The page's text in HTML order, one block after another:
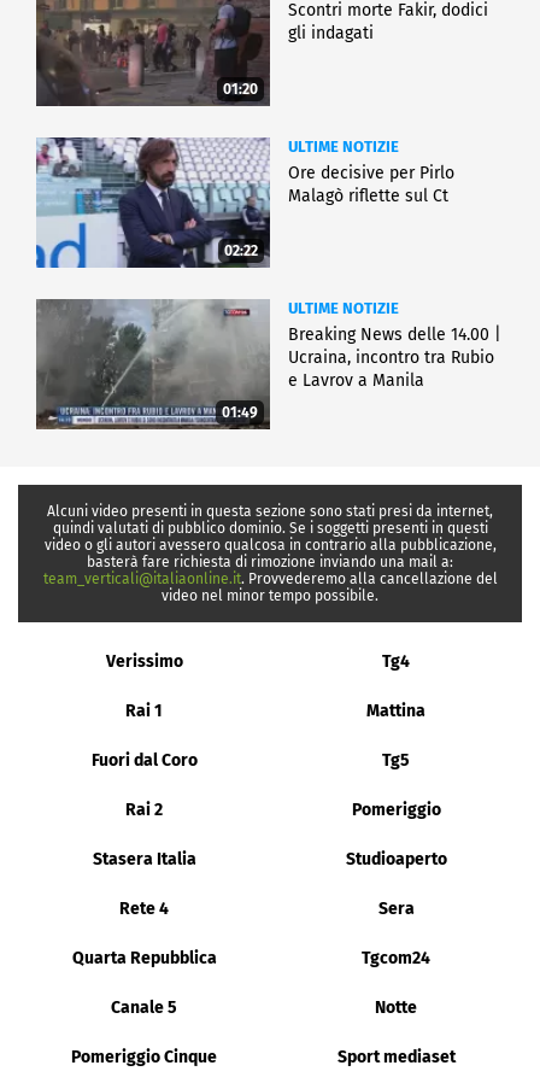
01:20
Scontri morte Fakir, dodici
gli indagati
02:22
ULTIME NOTIZIE
Ore decisive per Pirlo
Malagò riflette sul Ct
01:49
ULTIME NOTIZIE
Breaking News delle 14.00 |
Ucraina, incontro tra Rubio
e Lavrov a Manila
Alcuni video presenti in questa sezione sono stati presi da internet,
quindi valutati di pubblico dominio. Se i soggetti presenti in questi
video o gli autori avessero qualcosa in contrario alla pubblicazione,
basterà fare richiesta di rimozione inviando una mail a:
team_verticali@italiaonline.it. Provvederemo alla cancellazione del
video nel minor tempo possibile.
Verissimo Tg4
Rai 1 Mattina
Fuori dal Coro Tg5
Rai 2 Pomeriggio
Stasera Italia Studioaperto
Rete 4 Sera
Quarta Repubblica Tgcom24
Canale 5 Notte
Pomeriggio Cinque Sport mediaset